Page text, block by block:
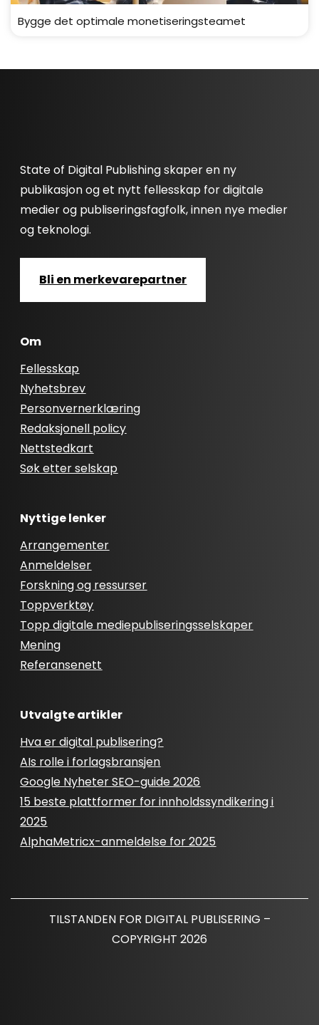
Bygge det optimale monetiseringsteamet
State of Digital Publishing skaper en ny
publikasjon og et nytt fellesskap for digitale
medier og publiseringsfagfolk, innen nye medier
og teknologi.
Bli en merkevarepartner
Om
Fellesskap
Nyhetsbrev
Personvernerklæring
Redaksjonell policy
Nettstedkart
Søk etter selskap
Nyttige lenker
Arrangementer
Anmeldelser
Forskning og ressurser
Toppverktøy
Topp digitale mediepubliseringsselskaper
Mening
Referansenett
Utvalgte artikler
Hva er digital publisering?
AIs rolle i forlagsbransjen
Google Nyheter SEO-guide 2026
15 beste plattformer for innholdssyndikering i
2025
AlphaMetricx-anmeldelse for 2025
TILSTANDEN FOR DIGITAL PUBLISERING –
COPYRIGHT 2026